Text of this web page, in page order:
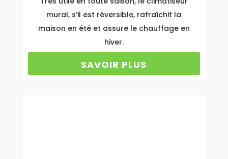
mural, s’il est réversible, rafraîchit la
maison en été et assure le chauffage en
hiver.
SAVOIR PLUS